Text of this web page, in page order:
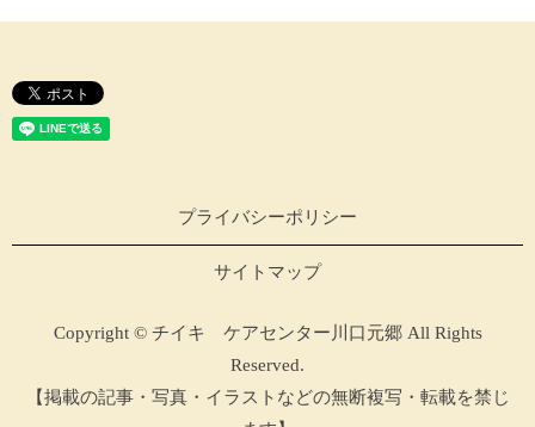
プライバシーポリシー
サイトマップ
Copyright © チイキ ケアセンター川口元郷 All Rights
Reserved.
【掲載の記事・写真・イラストなどの無断複写・転載を禁じ